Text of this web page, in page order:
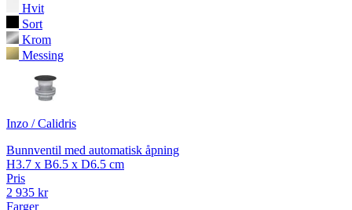
Hvit
Sort
Krom
Messing
Inzo / Calidris
Bunnventil med automatisk åpning
H3.7 x B6.5 x D6.5 cm
Pris
2 935 kr
Farger